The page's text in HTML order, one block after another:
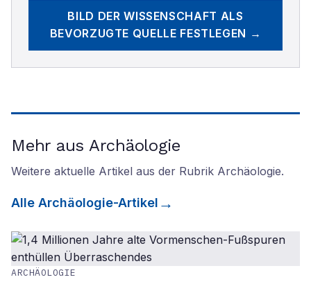
BILD DER WISSENSCHAFT ALS
BEVORZUGTE QUELLE FESTLEGEN →
Mehr aus Archäologie
Weitere aktuelle Artikel aus der Rubrik Archäologie.
Alle Archäologie-Artikel
ARCHÄOLOGIE